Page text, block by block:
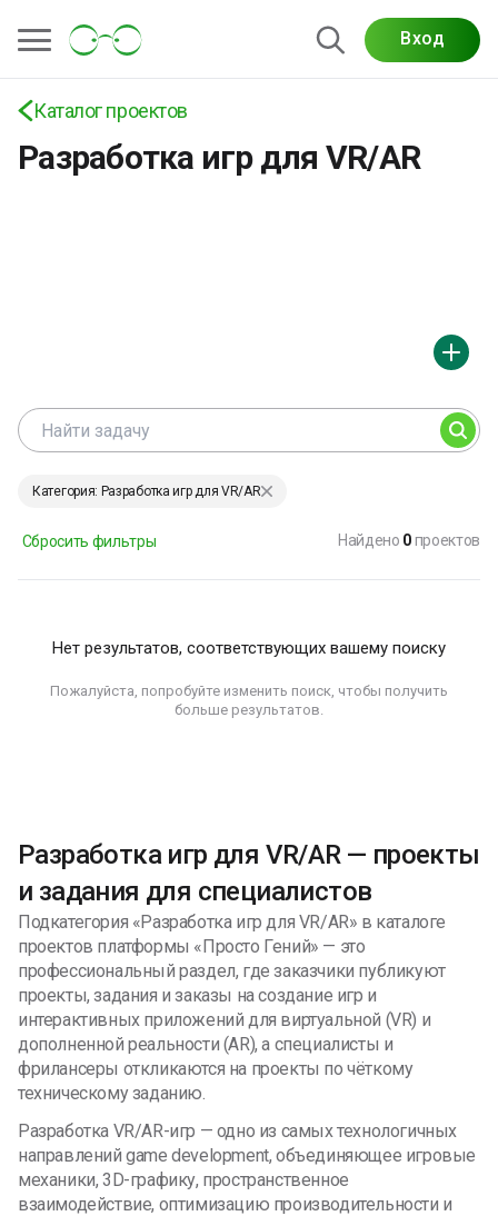
Вход
Каталог проектов
Разработка игр для VR/AR
Проекты по разработке VR/AR-игр: виртуальная
и дополненная реальность, интерактивный
Категория: Разработка игр для VR/AR
Сбросить фильтры Найдено 0проектов
Нет результатов, соответствующих вашему поиску
Пожалуйста, попробуйте изменить поиск, чтобы получить
больше результатов.
Разработка игр для VR/AR — проекты
и задания для специалистов
Подкатегория «Разработка игр для VR/AR» в каталоге
проектов платформы «Просто Гений» — это
профессиональный раздел, где заказчики публикуют
проекты, задания и заказы на создание игр и
интерактивных приложений для виртуальной (VR) и
дополненной реальности (AR), а специалисты и
фрилансеры откликаются на проекты по чёткому
техническому заданию.
Разработка VR/AR-игр — одно из самых технологичных
направлений game development, объединяющее игровые
механики, 3D-графику, пространственное
взаимодействие, оптимизацию производительности и